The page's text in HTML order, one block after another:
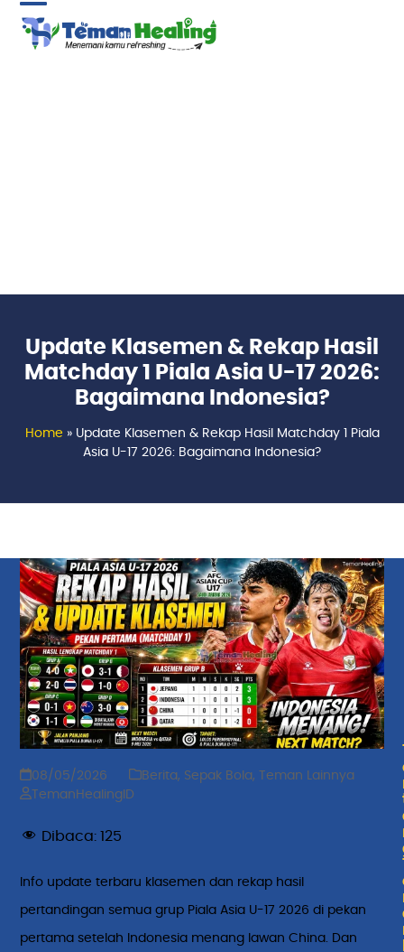
Skip
content
Open
mobile
Close
mobile
Update Klasemen & Rekap Hasil
Matchday 1 Piala Asia U-17 2026:
Bagaimana Indonesia?
Home » Update Klasemen & Rekap Hasil Matchday 1 Piala
Asia U-17 2026: Bagaimana Indonesia?
08/05/2026 Berita, Sepak Bola, Teman Lainnya
TemanHealingID
Dibaca: 125
Info update terbaru klasemen dan rekap hasil
pertandingan semua grup Piala Asia U-17 2026 di pekan
pertama setelah Indonesia menang lawan China. Dan